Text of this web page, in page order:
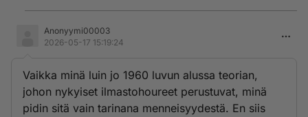
Anonyymi00003
2026-05-17 15:19:24
Vaikka minä luin jo 1960 luvun alussa teorian,
johon nykyiset ilmastohoureet perustuvat, minä
pidin sitä vain tarinana menneisyydestä. En siis